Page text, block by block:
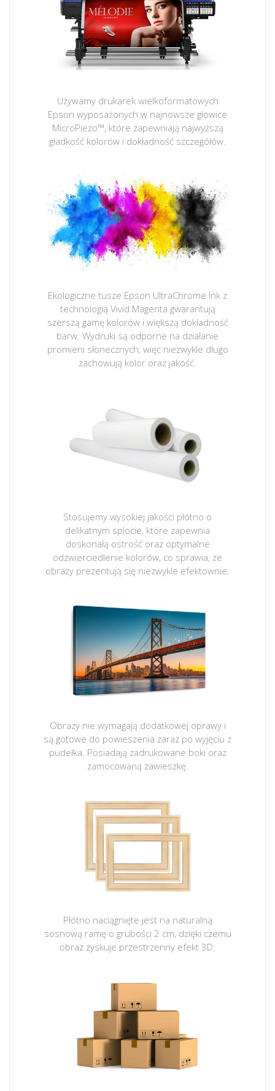
Używamy drukarek wielkoformatowych
Epson wyposażonych w najnowsze głowice
MicroPiezo™, które zapewniają najwyższą
gładkość kolorów i dokładność szczegółów.
Ekologiczne tusze Epson UltraChrome Ink z
technologią Vivid Magenta gwarantują
szerszą gamę kolorów i większą dokładność
barw. Wydruki są odporne na działanie
promieni słonecznych, więc niezwykle długo
zachowują kolor oraz jakość.
Stosujemy wysokiej jakości płótno o
delikatnym splocie, które zapewnia
doskonałą ostrość oraz optymalne
odzwierciedlenie kolorów, co sprawia, że
obrazy prezentują się niezwykle efektownie.
Obrazy nie wymagają dodatkowej oprawy i
są gotowe do powieszenia zaraz po wyjęciu z
pudełka. Posiadają zadrukowane boki oraz
zamocowaną zawieszkę.
Płótno naciągnięte jest na naturalną
sosnową ramę o grubości 2 cm, dzięki czemu
obraz zyskuje przestrzenny efekt 3D.